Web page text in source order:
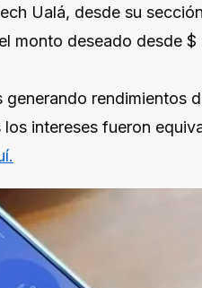
Ualá, desde su
monto deseado desde
generando rendimientos
los intereses fueron